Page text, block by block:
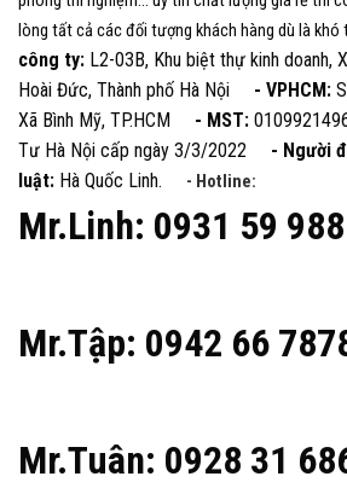
lòng tất cả các đối tượng khách hàng dù là khó
công ty: L2-03B, Khu biệt thự kinh doanh,
Hoài Đức, Thành phố Hà Nội - VPHCM:
Xã Bình Mỹ, TP.HCM - MST:
Tư Hà Nội cấp ngày 3/3/2022 - Người
luật: Hà Quốc Linh. - Hotline:
Mr.Linh: 0931 59
Mr.Tập: 0942 66
Mr.Tuân: 0928 31